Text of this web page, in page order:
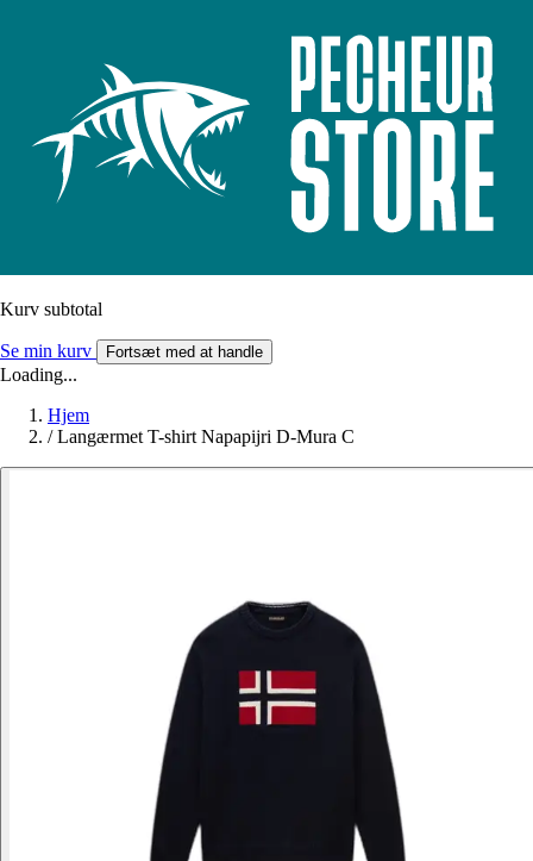
Kurv subtotal
Se min kurv Fortsæt med at handle
Loading...
Hjem
/ Langærmet T-shirt Napapijri D-Mura C